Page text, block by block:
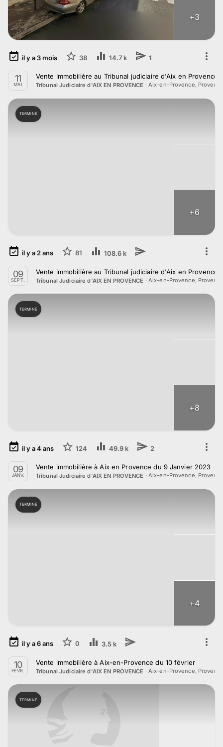
+3
il y a3mois 38 14.7 k 1
11
MAI
Vente immobilière au Tribunal judiciaire d'Aix en Provence
Tribunal Judiciaire d'AIX EN PROVENCE · Aix-en-Provence,
TERMINÉ
+6
il y a2ans 81 108.6 k
09
SEPT.
Vente immobilière au Tribunal judiciaire d'Aix en Provence
Tribunal Judiciaire d'AIX EN PROVENCE · Aix-en-Provence,
TERMINÉ
+8
il y a4 ans 124 49.9 k 2
09
JANV.
Vente immobilière à Aix en Provence du 9 Janvier 2023
Tribunal Judiciaire d'AIX EN PROVENCE · Aix-en-Provence,
TERMINÉ
+4
il y a6ans 0 3.5 k
10
FÉVR.
Vente immobilière à Aix-en-Provence du 10 février
Tribunal Judiciaire d'AIX EN PROVENCE · Aix-en-Provence,
TERMINÉ